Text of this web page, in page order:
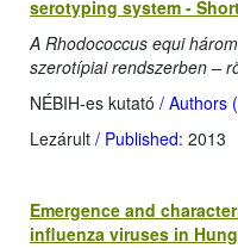
serotyping system -
A Rhodococcus equi
szerotípiai rendszerben –
NÉBIH-es kutató / Authors
Lezárult / Published: 2013
Emergence and
influenza viruses in